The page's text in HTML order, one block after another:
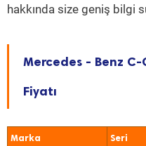
hakkında size geniş bilgi
Mercedes - Benz C-
Fiyatı
Marka Seri